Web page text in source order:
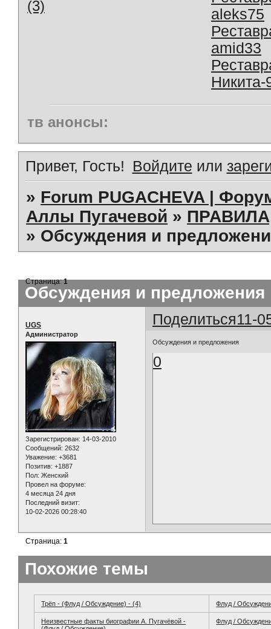
(3)
aleks75
amid33
Никита-
тв анонсы:
Привет, Гость! Войдите или
» Forum PUGACHEVA |
Аллы Пугачевой »
» Обсуждения и
Обсуждения и предложения
Страница:1
Поделиться11-
UGS
Администратор
Зарегистрирован: 14-03-2010
Сообщений: 2632
Уважение: +3681
Позитив: +1887
Пол: Женский
Провел на форуме:
4 месяца 24 дня
Последний визит:
10-02-2026 00:28:40
Обсуждения и предложения
0
Страница:1
Похожие темы
Трёп - (Флуд / Обсуждение) - (4) Флуд /
Неизвестные факты биографии А. Пугачёвой -
Флуд /